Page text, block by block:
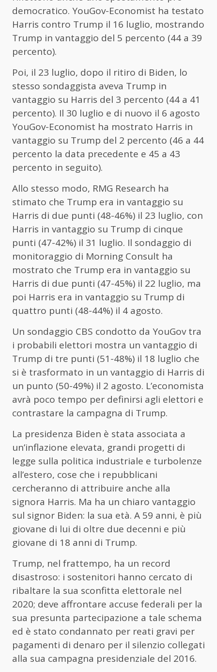
democratico. YouGov-Economist ha testato
Harris contro Trump il 16 luglio, mostrando
Trump in vantaggio del 5 percento (44 a 39
percento).
Poi, il 23 luglio, dopo il ritiro di Biden, lo
stesso sondaggista aveva Trump in
vantaggio su Harris del 3 percento (44 a 41
percento). Il 30 luglio e di nuovo il 6 agosto
YouGov-Economist ha mostrato Harris in
vantaggio su Trump del 2 percento (46 a 44
percento la data precedente e 45 a 43
percento in seguito).
Allo stesso modo, RMG Research ha
stimato che Trump era in vantaggio su
Harris di due punti (48-46%) il 23 luglio, con
Harris in vantaggio su Trump di cinque
punti (47-42%) il 31 luglio. Il sondaggio di
monitoraggio di Morning Consult ha
mostrato che Trump era in vantaggio su
Harris di due punti (47-45%) il 22 luglio, ma
poi Harris era in vantaggio su Trump di
quattro punti (48-44%) il 4 agosto.
Un sondaggio CBS condotto da YouGov tra
i probabili elettori mostra un vantaggio di
Trump di tre punti (51-48%) il 18 luglio che
si è trasformato in un vantaggio di Harris di
un punto (50-49%) il 2 agosto. L’economista
avrà poco tempo per definirsi agli elettori e
contrastare la campagna di Trump.
La presidenza Biden è stata associata a
un’inflazione elevata, grandi progetti di
legge sulla politica industriale e turbolenze
all’estero, cose che i repubblicani
cercheranno di attribuire anche alla
signora Harris. Ma ha un chiaro vantaggio
sul signor Biden: la sua età. A 59 anni, è più
giovane di lui di oltre due decenni e più
giovane di 18 anni di Trump.
Trump, nel frattempo, ha un record
disastroso: i sostenitori hanno cercato di
ribaltare la sua sconfitta elettorale nel
2020; deve affrontare accuse federali per la
sua presunta partecipazione a tale schema
ed è stato condannato per reati gravi per
pagamenti di denaro per il silenzio collegati
alla sua campagna presidenziale del 2016.